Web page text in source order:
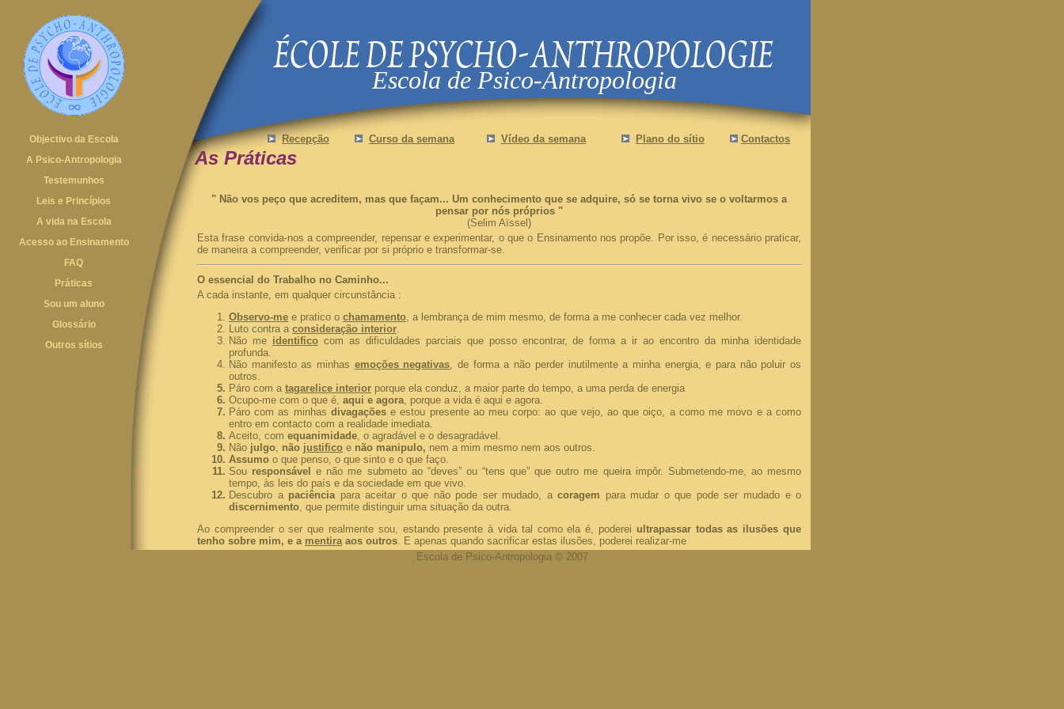
Escola de Psico-Antropologia
Recepção Curso da semana Vídeo da semana Plano do sítio Contactos
As Práticas
" Não vos peço que acreditem, mas que façam... Um conhecimento que se adquire, só se torna vivo se o voltarmos a
pensar por nós próprios "
(Selim Aïssel)
Esta frase convida-nos a compreender, repensar e experimentar, o que o Ensinamento nos propõe. Por isso, é necessário praticar,
de maneira a compreender, verificar por si próprio e transformar-se.
O essencial do Trabalho no Caminho...
A cada instante, em qualquer circunstância :
Observo-me e pratico o chamamento, a lembrança de mim mesmo, de forma a me conhecer cada vez melhor.
Luto contra a consideração interior.
Não me identificocom as dificuldades parciais que posso encontrar, de forma a ir ao encontro da minha identidade
profunda.
Não manifesto as minhas emoções negativas, de forma a não perder inutilmente a minha energia, e para não poluir os
outros.
Páro com a tagarelice interior porque ela conduz, a maior parte do tempo, a uma perda de energia
Ocupo-me com o que é, aqui e agora, porque a vida é aqui e agora.
Páro com as minhas divagaçõese estou presente ao meu corpo: ao que vejo, ao que oiço, a como me movo e a como
entro em contacto com a realidade imediata.
Aceito, com equanimidade, o agradável e o desagradável.
Não julgo, não justifico e não manipulo, nem a mim mesmo nem aos outros.
Assumo o que penso, o que sinto e o que faço.
Sou responsávele não me submeto ao “deves” ou “tens que” que outro me queira impôr. Submetendo-me, ao mesmo
tempo, às leis do país e da sociedade em que vivo.
Descubro a paciência para aceitar o que não pode ser mudado, acoragem para mudar o que pode ser mudado e o
discernimento, que permite distinguir uma situação da outra.
Ao compreender o ser que realmente sou, estando presente à vida tal como ela é, poderei ultrapassar todas as ilusões que
tenho sobre mim, e a mentiraaos outros. E apenas quando sacrificar estas ilusões, poderei realizar-me
Escola de Psico-Antropologia © 2007
Objectivo da Escola
A Psico-Antropologia
Testemunhos
Leis e Princípios
A vida na Escola
Acesso ao Ensinamento
FAQ
Práticas
Sou um aluno
Glossário
Outros sítios